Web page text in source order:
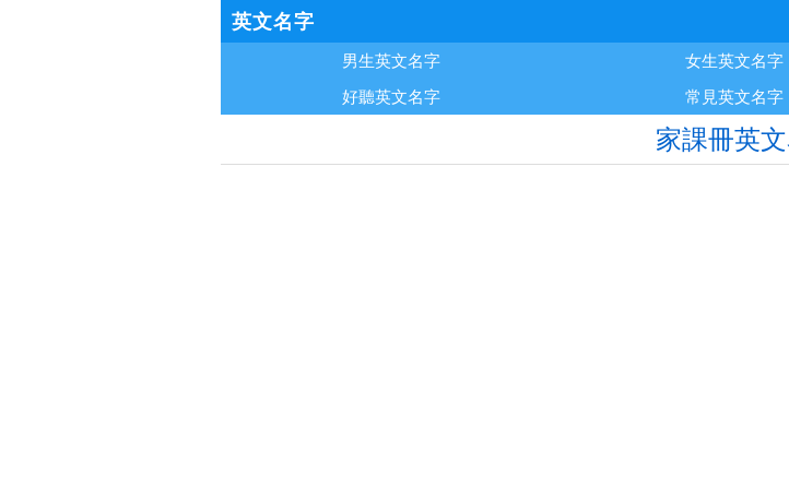
英文名字
男生英文名字 女生英文名字
好聽英文名字
常見英文名字
家課冊英文